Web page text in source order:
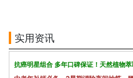
实用资讯
抗癌明星组合 多年口碑保证！天然植物